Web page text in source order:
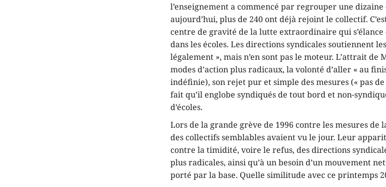
l’enseignement a commencé par regrouper une dizaine
aujourd’hui, plus de 240 ont déjà rejoint le collectif.
centre de gravité de la lutte extraordinaire qui
dans les écoles. Les directions syndicales soutiennent
légalement », mais n’en sont pas le moteur. L’attrait de
modes d’action plus radicaux, la volonté d’aller « au
indéfinie), son rejet pur et simple des mesures (« pas
fait qu’il englobe syndiqués de tout bord et non-
d’écoles.
Lors de la grande grève de 1996 contre les mesures de
des collectifs semblables avaient vu le jour. Leur
contre la timidité, voire le refus, des directions
plus radicales, ainsi qu’à un besoin d’un mouvement
porté par la base. Quelle similitude avec ce printemps